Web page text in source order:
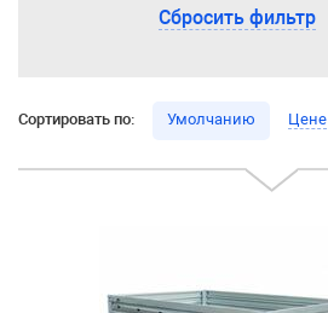
Сбросить фильтр
Сортировать по: Умолчанию Цене